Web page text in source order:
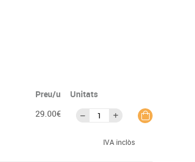
Preu/u
Unitats
29.00€
IVA inclòs